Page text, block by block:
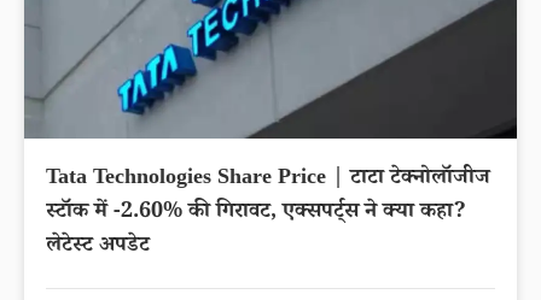
Tata Technologies Share Price | टाटा टेक्नोलॉजीज
स्टॉक में -2.60% की गिरावट, एक्सपर्ट्स ने क्या कहा?
लेटेस्ट अपडेट